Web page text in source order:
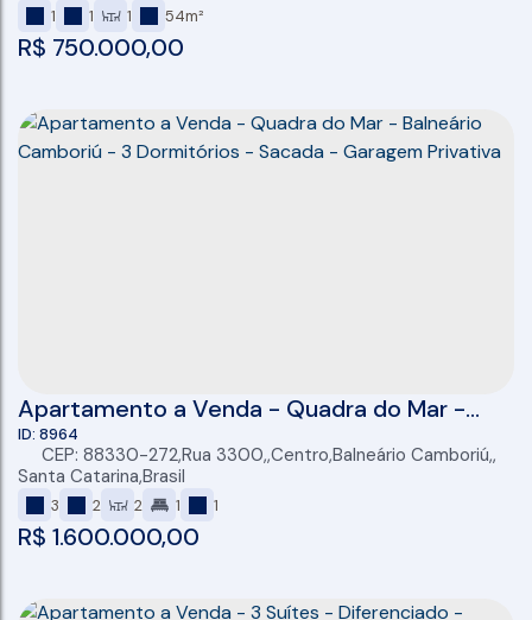
R$ 750.000,00
1 1 1 54m²
Apartamento a Venda - Quadra do Mar -
Balneário Camboriú - 3 Dormitórios - Sacada
- Garagem Privativa
R$ 1.600.000,00
8964
CEP: 88330-272,Rua 3300 ,Centro,Balneário Camboriú ,
Santa Catarina,Brasil
3 2 2 1 1